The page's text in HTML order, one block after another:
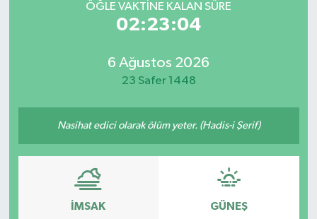
ÖĞLE VAKTİNE KALAN SÜRE
02:23:04
6 Ağustos 2026
23 Safer 1448
Nasihat edici olarak ölüm yeter. (Hadis-i Şerif)
İMSAK GÜNEŞ
SAĞLIK & SPOR
Tüm Manşetler
Son Dakika Haberleri